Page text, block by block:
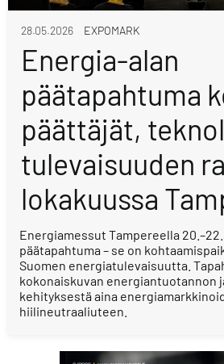
28.05.2026 EXPOMARK
Energia-alan
päätapahtuma
päättäjät,
tulevaisuuden
lokakuussa
Energiamessut Tampereella
päätapahtuma – se on
Suomen energiatulevaisuutta.
kokonaiskuvan energiantuotannon
kehityksestä aina
hiilineutraaliuteen.